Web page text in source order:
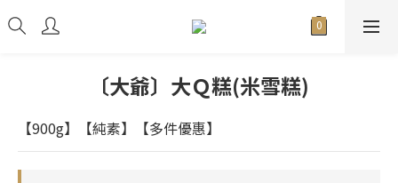
〔大爺〕大Ｑ糕(米雪糕)
【900g】【純素】【多件優惠】